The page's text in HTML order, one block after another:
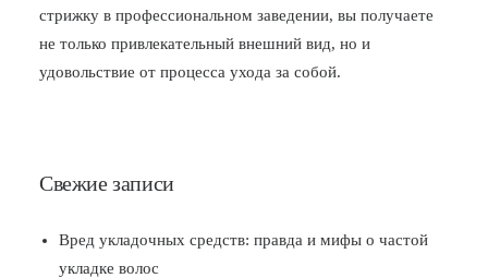
стрижку в профессиональном заведении, вы получаете
не только привлекательный внешний вид, но и
удовольствие от процесса ухода за собой.
Свежие записи
Вред укладочных средств: правда и мифы о частой
укладке волос